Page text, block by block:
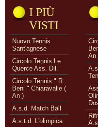
I PIÙ
VISTI
Nuovo Tennis
Sant'agnese
Circolo Tennis Le
Querce Ass. Dil.
Circolo Tennis " R.
Beni " Chiaravalle (
An )
A.s.d. Match Ball
A.s.t.d. L'olimpica
An